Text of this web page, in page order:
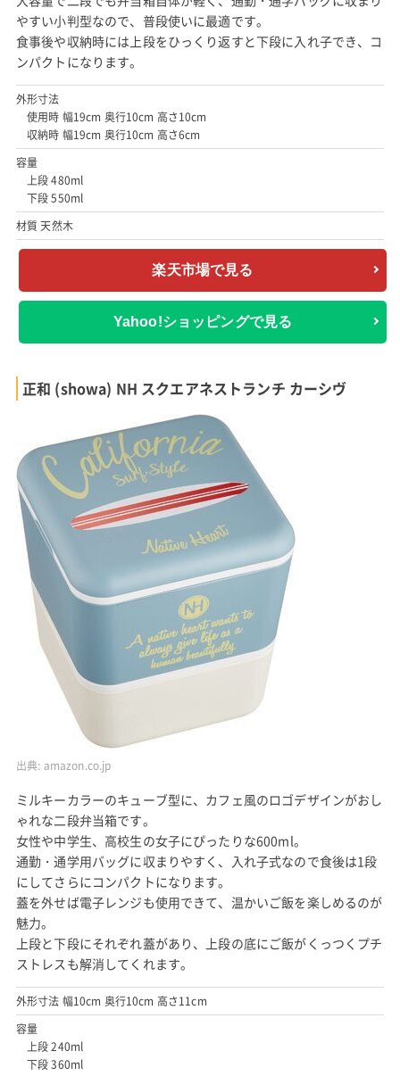
やすい小判型なので、普段使いに最適です。
食事後や収納時には上段をひっくり返すと下段に入れ子でき、コ
ンパクトになります。
外形寸法
使用時 幅19cm 奥行10cm 高さ10cm
収納時 幅19cm 奥行10cm 高さ6cm
容量
上段 480ml
下段 550ml
材質 天然木
楽天市場で見る
Yahoo!ショッピングで見る
正和 (showa) NH スクエアネストランチ カーシヴ
出典: amazon.co.jp
ミルキーカラーのキューブ型に、カフェ風のロゴデザインがおし
ゃれな二段弁当箱です。
女性や中学生、高校生の女子にぴったりな600ml。
通勤・通学用バッグに収まりやすく、入れ子式なので食後は1段
にしてさらにコンパクトになります。
蓋を外せば電子レンジも使用できて、温かいご飯を楽しめるのが
魅力。
上段と下段にそれぞれ蓋があり、上段の底にご飯がくっつくプチ
ストレスも解消してくれます。
外形寸法 幅10cm 奥行10cm 高さ11cm
容量
上段 240ml
下段 360ml